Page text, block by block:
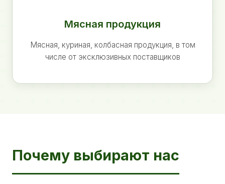
Мясная продукция
Мясная, куриная, колбасная продукция, в том
числе от эксклюзивных поставщиков
Почему выбирают нас